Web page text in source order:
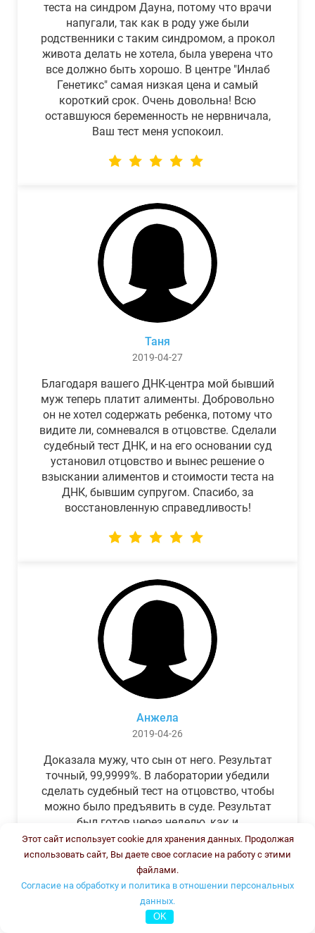
теста на синдром Дауна, потому что врачи
напугали, так как в роду уже были
родственники с таким синдромом, а прокол
живота делать не хотела, была уверена что
все должно быть хорошо. В центре "Инлаб
Генетикс" самая низкая цена и самый
короткий срок. Очень довольна! Всю
оставшуюся беременность не нервничала,
Ваш тест меня успокоил.
Таня
2019-04-27
Благодаря вашего ДНК-центра мой бывший
муж теперь платит алименты. Добровольно
он не хотел содержать ребенка, потому что
видите ли, сомневался в отцовстве. Сделали
судебный тест ДНК, и на его основании суд
установил отцовство и вынес решение о
взыскании алиментов и стоимости теста на
ДНК, бывшим супругом. Спасибо, за
восстановленную справедливость!
Анжела
2019-04-26
Доказала мужу, что сын от него. Результат
точный, 99,9999%. В лаборатории убедили
сделать судебный тест на отцовство, чтобы
можно было предъявить в суде. Результат
был готов через неделю, как и
обещали.Теперь муж бегает и извиняется.
Этот сайт использует cookie для хранения данных. Продолжая
использовать сайт, Вы даете свое согласие на работу с этими
файлами.
Согласие на обработку и политика в отношении персональных
данных.
OK